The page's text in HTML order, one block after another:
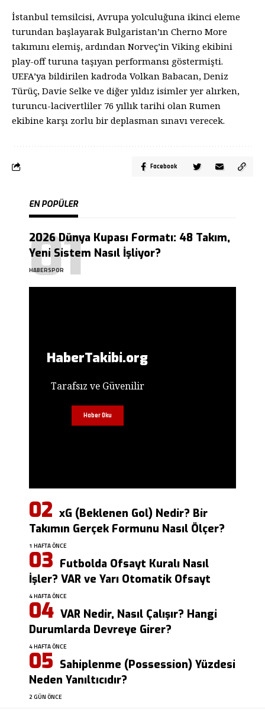
İstanbul temsilcisi, Avrupa yolculuğuna ikinci eleme
turundan başlayarak Bulgaristan’ın Cherno More
takımını elemiş, ardından Norveç’in Viking ekibini
play-off turuna taşıyan performansı göstermişti.
UEFA’ya bildirilen kadroda Volkan Babacan, Deniz
Türüç, Davie Selke ve diğer yıldız isimler yer alırken,
turuncu-lacivertliler 76 yıllık tarihi olan Rumen
ekibine karşı zorlu bir deplasman sınavı verecek.
Facebook
EN POPÜLER
2026 Dünya Kupası Formatı: 48 Takım,
Yeni Sistem Nasıl İşliyor?
HABERSPOR
HaberTakibi.org
Tarafsız ve Güvenilir
Haber Oku
xG (Beklenen Gol) Nedir? Bir
Takımın Gerçek Formunu Nasıl Ölçer?
1 HAFTA ÖNCE
Futbolda Ofsayt Kuralı Nasıl
İşler? VAR ve Yarı Otomatik Ofsayt
4 HAFTA ÖNCE
VAR Nedir, Nasıl Çalışır? Hangi
Durumlarda Devreye Girer?
4 HAFTA ÖNCE
Sahiplenme (Possession) Yüzdesi
Neden Yanıltıcıdır?
2 GÜN ÖNCE